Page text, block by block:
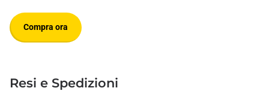
Compra ora
Resi e Spedizioni